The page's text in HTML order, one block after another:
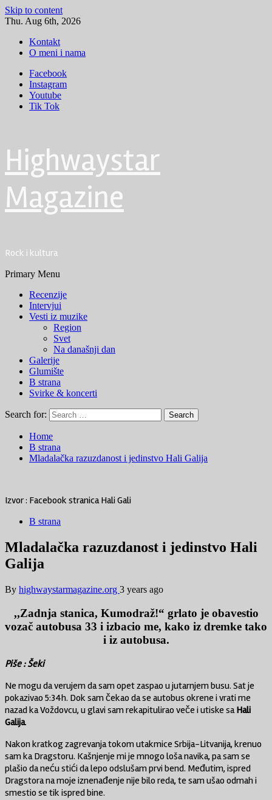
Skip to content
Thu. Aug 6th, 2026
Kontakt
O meni i nama
Facebook
Instagram
Youtube
Tik Tok
Highwaystar
Magazine
Rock i kultura
Primary Menu
Recenzije
Intervjui
Vesti iz muzike
Region
Svet
Na današnji dan
Galerije
Glumište
B strana
Svirke & koncerti
Search for:
Home
B strana
Mladalačka razuzdanost i jedinstvo Hali Galija
Izvor : Facebook stranica Hali Gali
B strana
Mladalačka razuzdanost i jedinstvo Hali
Galija
By highwaystarmagazine.org 3 years ago
,,Zadnja stanica, Kumodraž!“ grlato je obavestio
vozač autobusa 33 i izbacio me, kako iz dremke tako
i iz autobusa.
Piše : Šeki
Ne mogu da verujem da sam opet zaspao u jutarnjem busu. Sat je
pokazivao 5:34h. Dok sam čekao da se autobus okrene i vrati me
nazad ka Voždovcu, u glavi sam rekapitulirao veče i utiske saHali
Galija.
Nakon kratkog zagrevanja tokom utakmice Srbija-Litvanija, krenuo
sam ka Dragstoru. Kašnjenje mi je mnogo loša navika, pa sam se
plašio da neću stići da lepo odslušam prvi bend. Međutim, ispred
Dragstora na moje iznenađenje nije bilo reda, te sam ušao odmah i
smestio se tik ispred bine.